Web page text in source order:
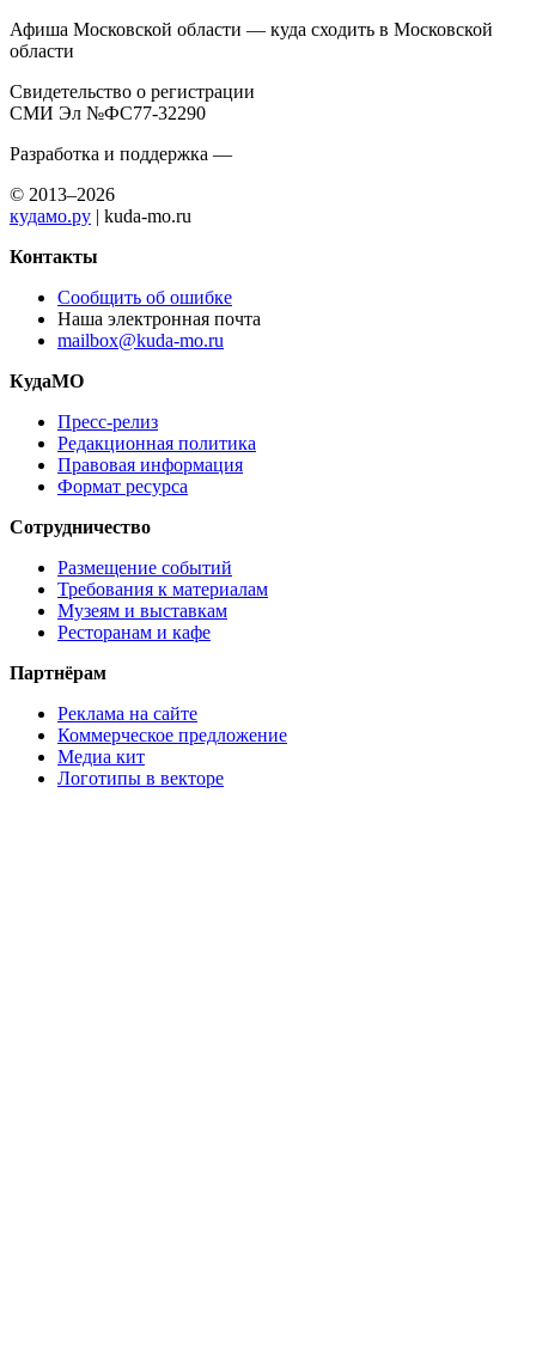
Афиша Московской области — куда сходить в Московской
области
Свидетельство о регистрации
СМИ Эл №ФС77-32290
Разработка и поддержка —
© 2013–2026
кудамо.ру | kuda-mo.ru
Контакты
Сообщить об ошибке
Наша электронная почта
mailbox@kuda-mo.ru
КудаМО
Пресс-релиз
Редакционная политика
Правовая информация
Формат ресурса
Сотрудничество
Размещение событий
Требования к материалам
Музеям и выставкам
Ресторанам и кафе
Партнёрам
Реклама на сайте
Коммерческое предложение
Медиа кит
Логотипы в векторе